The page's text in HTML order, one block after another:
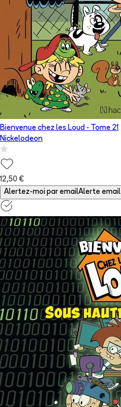
Bienvenue chez les Loud - Tome 21
Nickelodeon
12,50 €
Alertez-moi par emailAlerte email